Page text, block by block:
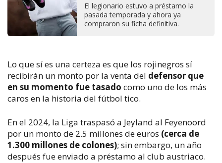
El legionario estuvo a préstamo la
pasada temporada y ahora ya
compraron su ficha definitiva.
Lo que sí es una certeza es que los rojinegros sí
recibirán un monto por la venta del defensor que
en su momento fue tasado como uno de los más
caros en la historia del fútbol tico.
En el 2024, la Liga traspasó a Jeyland al Feyenoord
por un monto de 2.5 millones de euros (cerca de
1.300 millones de colones); sin embargo, un año
después fue enviado a préstamo al club austriaco.